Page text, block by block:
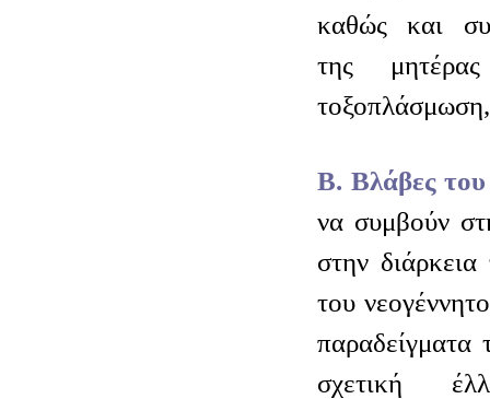
καθώς και
της
Β. Βλάβες
να συμβούν
στην
του
παραδείγματα
σχετική